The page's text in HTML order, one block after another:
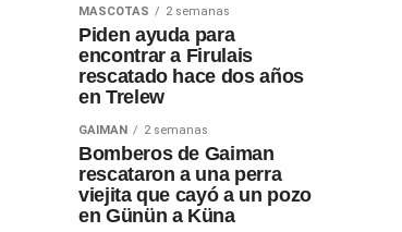
MASCOTAS 2 semanas
Piden ayuda para
encontrar a Firulais
rescatado hace dos años
en Trelew
GAIMAN 2 semanas
Bomberos de Gaiman
rescataron a una perra
viejita que cayó a un pozo
en Günün a Küna